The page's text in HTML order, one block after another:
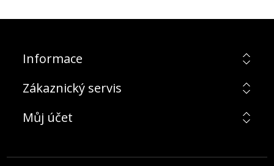
Informace
Zákaznický servis
Můj účet